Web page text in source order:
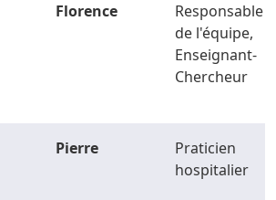
Florence
Responsable
de l'équipe,
Enseignant-
Chercheur
Pierre
Praticien
hospitalier